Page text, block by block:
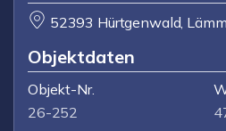
52393 Hürtgenwald,
Objektdaten
Objekt-Nr.
26-252